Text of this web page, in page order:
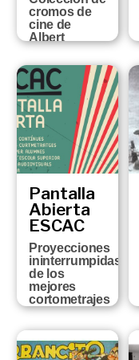
cromos de
cine de
Albert
Rossich
DEL 13 DE
JULIO DE 2018
AL 22 DE
ABRIL DE 2019
Pantalla
Abierta
ESCAC
Proyecciones
ininterrumpidas
de los
mejores
cortometrajes
surgidos de
Superior de
Cine y